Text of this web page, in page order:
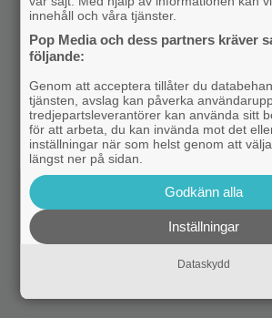
innehåll och våra tjänster.
Pop Media och dess partners kräver
följande:
Genom att acceptera tillåter du
tjänsten, avslag kan påverka
tredjepartsleverantörer kan använda sitt
för att arbeta, du kan invända mot det
inställningar när som helst genom att
längst ner på sidan.
Godkänn alla
Inställningar
Dataskydd